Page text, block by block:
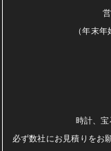
（年末
時計、
必ず数社にお見積りをお